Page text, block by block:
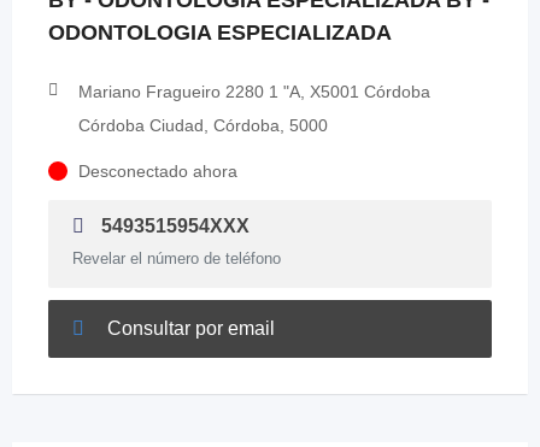
ODONTOLOGIA ESPECIALIZADA
Mariano Fragueiro 2280 1 "A, X5001 Córdoba
Córdoba Ciudad, Córdoba, 5000
Desconectado ahora
5493515954XXX
Revelar el número de teléfono
Consultar por email